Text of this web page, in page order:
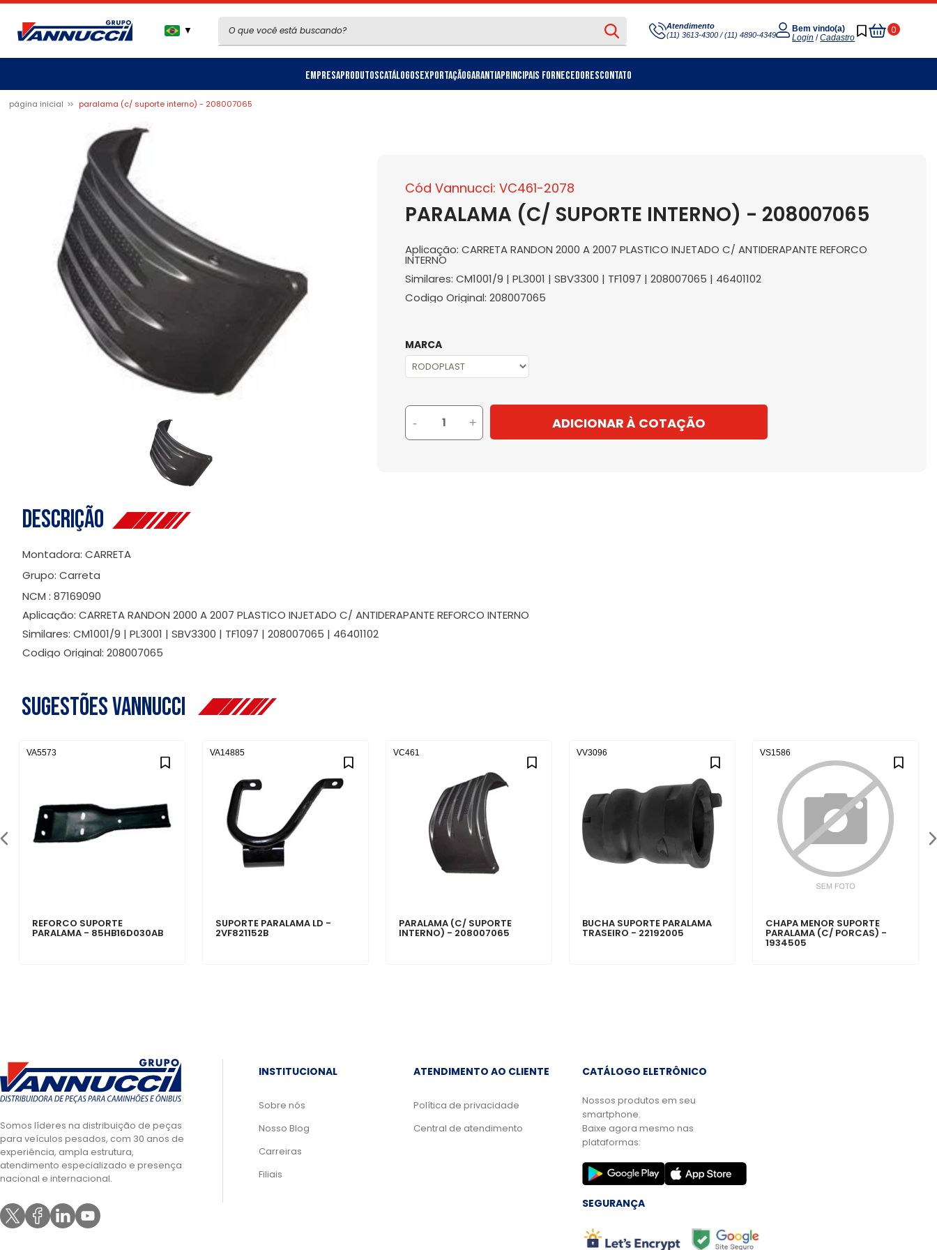
▼
Atendimento
(11) 3613-4300 / (11) 4890-4349
Bem vindo(a)
Login /Cadastro
0
Meu
Carrinho
EmpresaProdutosCatálogosExportaçãoGarantiaPrincipais FornecedoresContato
página inicial paralama (c/ suporte interno) - 208007065
Cód Vannucci: VC461-2078
PARALAMA (C/ SUPORTE INTERNO) - 208007065
Aplicação: CARRETA RANDON 2000 A 2007 PLASTICO INJETADO C/ ANTIDERAPANTE REFORCO
INTERNO
Similares: CM1001/9 | PL3001 | SBV3300 | TF1097 | 208007065 | 46401102
Codigo Original: 208007065
MARCA
- + ADICIONAR À COTAÇÃO
Descrição
Montadora: CARRETA
Grupo: Carreta
NCM : 87169090
Aplicação: CARRETA RANDON 2000 A 2007 PLASTICO INJETADO C/ ANTIDERAPANTE REFORCO INTERNO
Similares: CM1001/9 | PL3001 | SBV3300 | TF1097 | 208007065 | 46401102
Codigo Original: 208007065
Sugestões Vannucci
REFORCO SUPORTE
PARALAMA - 85HB16D030AB
VA5573
SUPORTE PARALAMA LD -
2VF821152B
VA14885
PARALAMA (C/ SUPORTE
INTERNO) - 208007065
VC461
BUCHA SUPORTE PARALAMA
TRASEIRO - 22192005
VV3096
CHAPA MENOR SUPORTE
PARALAMA (C/ PORCAS) -
1934505
VS1586
Somos líderes na distribuição de peças
para veículos pesados, com 30 anos de
experiência, ampla estrutura,
atendimento especializado e presença
nacional e internacional.
INSTITUCIONAL
Sobre nós
Nosso Blog
Carreiras
Filiais
ATENDIMENTO AO CLIENTE
Política de privacidade
Central de atendimento
CATÁLOGO ELETRÔNICO
Nossos produtos em seu
smartphone.
Baixe agora mesmo nas
plataformas:
SEGURANÇA